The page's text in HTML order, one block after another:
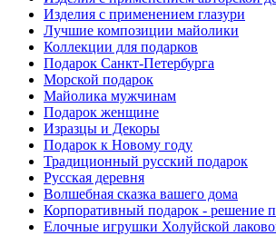
Изделия с применением глазури
Лучшие композиции майолики
Коллекции для подарков
Подарок Санкт-Петербурга
Морской подарок
Майолика мужчинам
Подарок женщине
Изразцы и Декоры
Подарок к Новому году
Традиционный русский подарок
Русская деревня
Волшебная сказка вашего дома
Корпоративный подарок - решение
Елочные игрушки Холуйской